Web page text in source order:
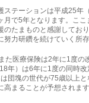
ステーションは平成25年
月で5年となります。ここ
のたまものと感謝してお
力研鑽を続けていく所存
た医療保険は2年に1度の
年）は6年に1度の同時改
団塊の世代が75歳以上
まることが予想されます